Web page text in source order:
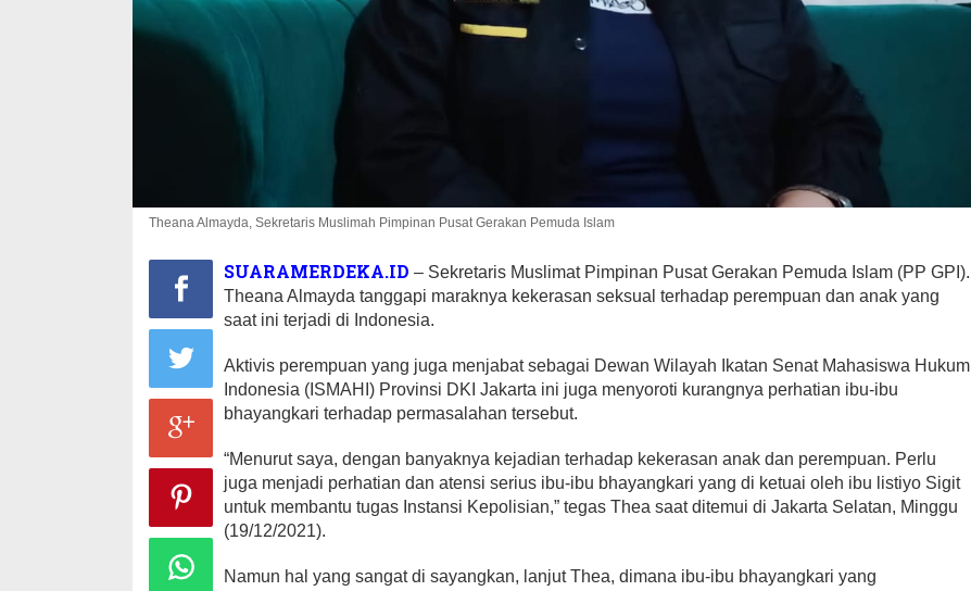
Theana Almayda, Sekretaris Muslimah Pimpinan Pusat Gerakan Pemuda Islam
SUARAMERDEKA.ID – Sekretaris Muslimat Pimpinan Pusat Gerakan Pemuda Islam (PP GPI).
Theana Almayda tanggapi maraknya kekerasan seksual terhadap perempuan dan anak yang
saat ini terjadi di Indonesia.
Aktivis perempuan yang juga menjabat sebagai Dewan Wilayah Ikatan Senat Mahasiswa Hukum
Indonesia (ISMAHI) Provinsi DKI Jakarta ini juga menyoroti kurangnya perhatian ibu-ibu
bhayangkari terhadap permasalahan tersebut.
“Menurut saya, dengan banyaknya kejadian terhadap kekerasan anak dan perempuan. Perlu
juga menjadi perhatian dan atensi serius ibu-ibu bhayangkari yang di ketuai oleh ibu listiyo Sigit
untuk membantu tugas Instansi Kepolisian,” tegas Thea saat ditemui di Jakarta Selatan, Minggu
(19/12/2021).
Namun hal yang sangat di sayangkan, lanjut Thea, dimana ibu-ibu bhayangkari yang